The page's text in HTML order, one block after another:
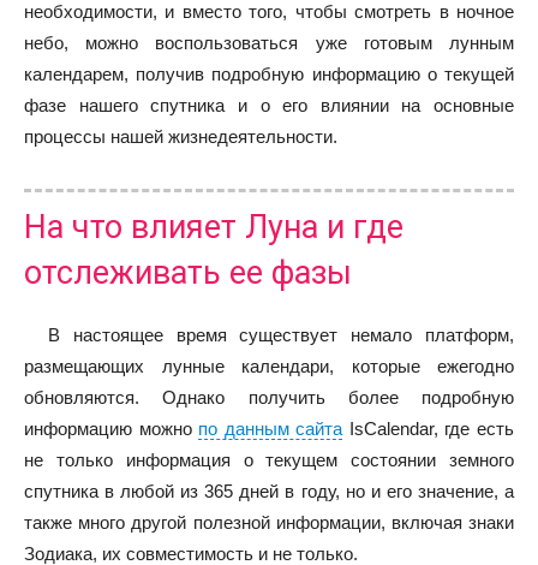
необходимости, и вместо того, чтобы смотреть в ночное
небо, можно воспользоваться уже готовым лунным
календарем, получив подробную информацию о текущей
фазе нашего спутника и о его влиянии на основные
процессы нашей жизнедеятельности.
На что влияет Луна и где
отслеживать ее фазы
В настоящее время существует немало платформ,
размещающих лунные календари, которые ежегодно
обновляются. Однако получить более подробную
информацию можно по данным сайта IsCalendar, где есть
не только информация о текущем состоянии земного
спутника в любой из 365 дней в году, но и его значение, а
также много другой полезной информации, включая знаки
Зодиака, их совместимость и не только.